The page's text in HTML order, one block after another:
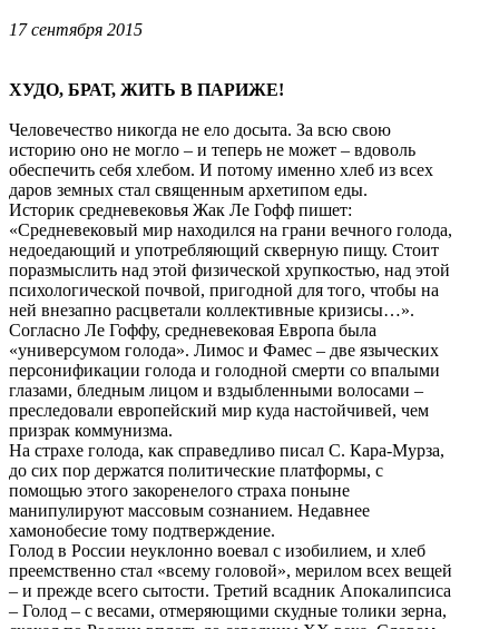
17 сентября 2015
ХУДО, БРАТ, ЖИТЬ В ПАРИЖЕ!
Человечество никогда не ело досыта. За всю свою
историю оно не могло – и теперь не может – вдоволь
обеспечить себя хлебом. И потому именно хлеб из всех
даров земных стал священным архетипом еды.
Историк средневековья Жак Ле Гофф пишет:
«Средневековый мир находился на грани вечного голода,
недоедающий и употребляющий скверную пищу. Стоит
поразмыслить над этой физической хрупкостью, над этой
психологической почвой, пригодной для того, чтобы на
ней внезапно расцветали коллективные кризисы…».
Согласно Ле Гоффу, средневековая Европа была
«универсумом голода». Лимос и Фамес – две языческих
персонификации голода и голодной смерти со впалыми
глазами, бледным лицом и вздыбленными волосами –
преследовали европейский мир куда настойчивей, чем
призрак коммунизма.
На страхе голода, как справедливо писал С. Кара-Мурза,
до сих пор держатся политические платформы, с
помощью этого закоренелого страха поныне
манипулируют массовым сознанием. Недавнее
хамонобесие тому подтверждение.
Голод в России неуклонно воевал с изобилием, и хлеб
преемственно стал «всему головой», мерилом всех вещей
– и прежде всего сытости. Третий всадник Апокалипсиса
– Голод – с весами, отмеряющими скудные толики зерна,